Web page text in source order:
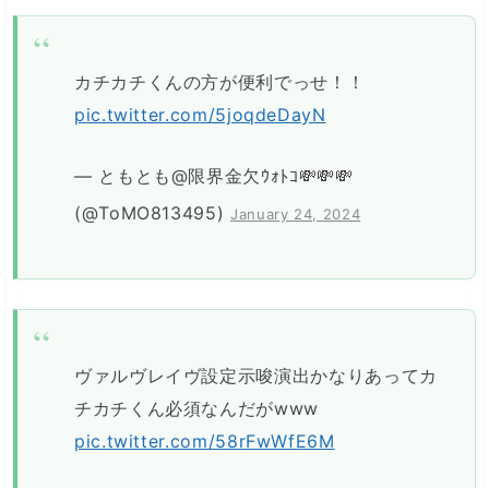
カチカチくんの方が便利でっせ！！
pic.twitter.com/5joqdeDayN
— ともとも@限界金欠ｳｫﾄｺ💸💸💸
(@ToMO813495) January 24, 2024
ヴァルヴレイヴ設定示唆演出かなりあってカ
チカチくん必須なんだがwww
pic.twitter.com/58rFwWfE6M